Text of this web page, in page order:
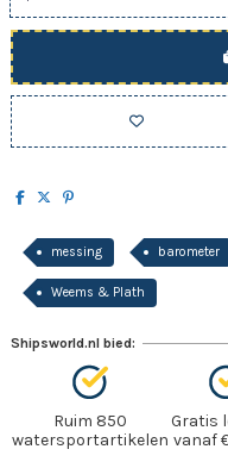
messing barometer
Weems & Plath
Shipsworld.nl bied:
Ruim 850
watersportartikelen
Gratis
vanaf